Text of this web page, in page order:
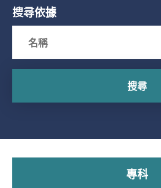
搜尋依據
搜尋
專科